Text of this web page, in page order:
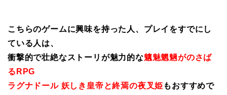
こちらのゲームに興味を持った人、プレイをすでにし
ている人は、
衝撃的で壮絶なストーリが魅力的な魑魅魍魎がのさば
るRPG
ラグナドール 妖しき皇帝と終焉の夜叉姫 もおすすめで